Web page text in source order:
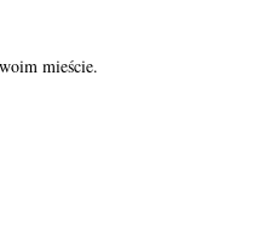
mieście.